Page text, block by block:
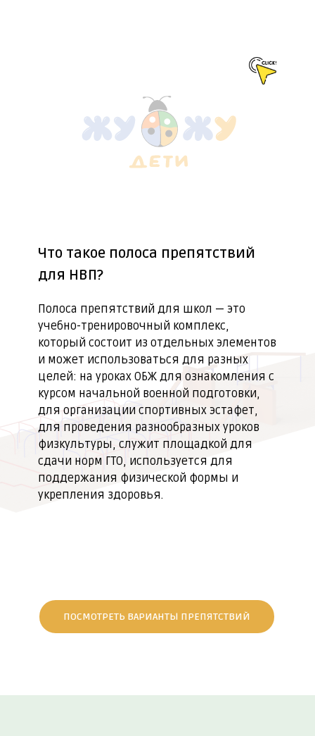
Полоса препятствий для школ — это
учебно-тренировочный комплекс,
который состоит из отдельных элементов
и может использоваться для разных
целей: на уроках ОБЖ для ознакомления с
курсом начальной военной подготовки,
для организации спортивных эстафет,
для проведения разнообразных уроков
физкультуры, служит площадкой для
сдачи норм ГТО, используется для
поддержания физической формы и
укрепления здоровья.
Что такое полоса препятствий
для НВП?
ПОСМОТРЕТЬ ВАРИАНТЫ ПРЕПЯТСТВИЙ